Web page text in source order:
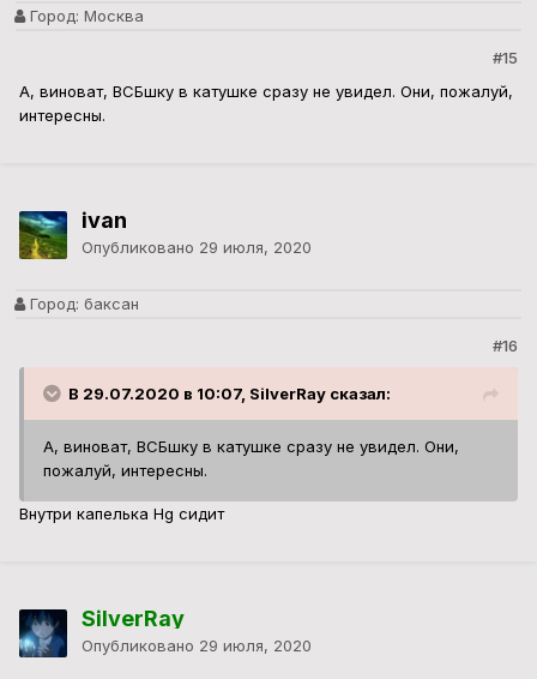
Город: Москва
#15
А, виноват, ВСБшку в катушке сразу не увидел. Они, пожалуй,
интересны.
ivan
Опубликовано 29 июля, 2020
Город: баксан
#16
В 29.07.2020 в 10:07, SilverRay сказал:
А, виноват, ВСБшку в катушке сразу не увидел. Они,
пожалуй, интересны.
Внутри капелька Hg сидит
SilverRay
Опубликовано 29 июля, 2020